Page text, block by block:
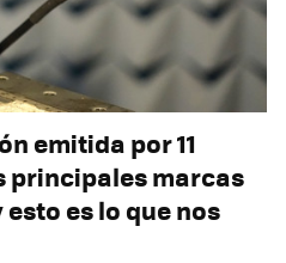
emitida por 11
principales marcas
es lo que nos